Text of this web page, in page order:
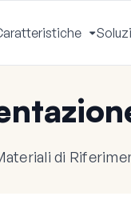
Apri
Menu
di